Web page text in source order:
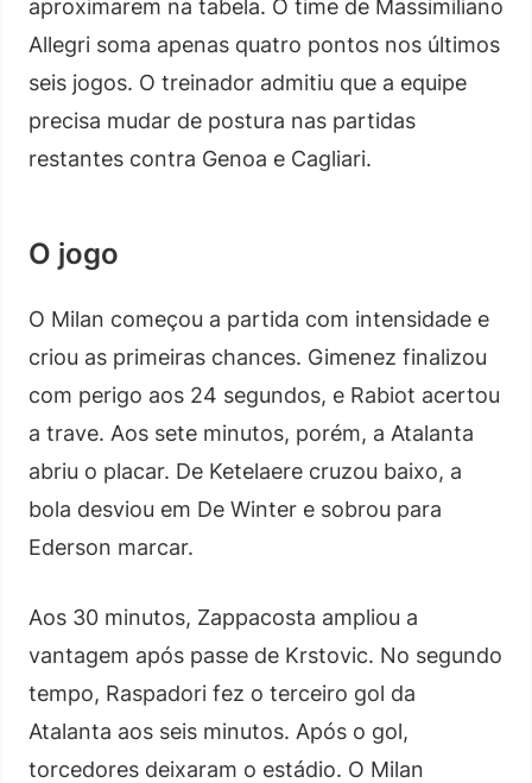
aproximarem na tabela. O time de Massimiliano
Allegri soma apenas quatro pontos nos últimos
seis jogos. O treinador admitiu que a equipe
precisa mudar de postura nas partidas
restantes contra Genoa e Cagliari.
O jogo
O Milan começou a partida com intensidade e
criou as primeiras chances. Gimenez finalizou
com perigo aos 24 segundos, e Rabiot acertou
a trave. Aos sete minutos, porém, a Atalanta
abriu o placar. De Ketelaere cruzou baixo, a
bola desviou em De Winter e sobrou para
Ederson marcar.
Aos 30 minutos, Zappacosta ampliou a
vantagem após passe de Krstovic. No segundo
tempo, Raspadori fez o terceiro gol da
Atalanta aos seis minutos. Após o gol,
torcedores deixaram o estádio. O Milan